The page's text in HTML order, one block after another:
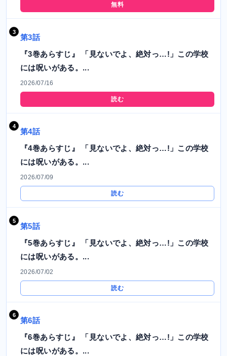
無料
第3話
『3巻あらすじ』 「見ないでよ、絶対っ…!」この学校
には呪いがある。...
2026/07/16
読む
第4話
『4巻あらすじ』 「見ないでよ、絶対っ…!」この学校
には呪いがある。...
2026/07/09
読む
第5話
『5巻あらすじ』 「見ないでよ、絶対っ…!」この学校
には呪いがある。...
2026/07/02
読む
第6話
『6巻あらすじ』 「見ないでよ、絶対っ…!」この学校
には呪いがある。...